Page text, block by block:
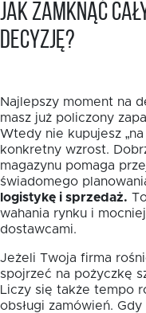
Jak zamknąć
decyzję?
Najlepszy moment na
masz już policzony
Wtedy nie kupujesz
konkretny wzrost.
magazynu pomaga
świadomego
logistykę i sprzedaż.
wahania rynku i
dostawcami.
Jeżeli Twoja firma
spojrzeć na pożyczkę
Liczy się także tempo
obsługi zamówień.